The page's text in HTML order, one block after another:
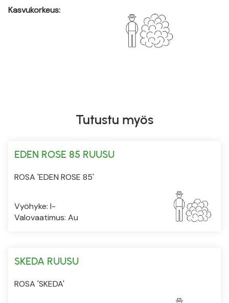
Kasvukorkeus:
Tutustu myös
EDEN ROSE 85 RUUSU
ROSA 'EDEN ROSE 85'
Vyöhyke: I-
Valovaatimus: Au
SKEDA RUUSU
ROSA 'SKEDA'